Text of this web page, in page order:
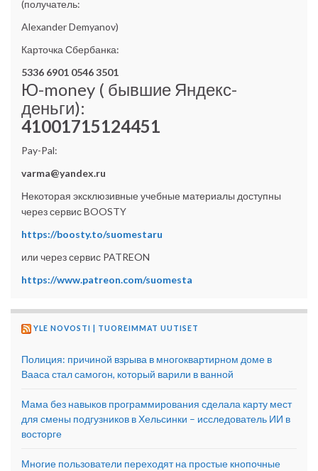
(получатель:
Alexander Demyanov)
Карточка Сбербанка:
5336 6901 0546 3501
Ю-money ( бывшие Яндекс-
деньги):
41001715124451
Pay-Pal:
varma@yandex.ru
Некоторая эксклюзивные учебные материалы доступны
через сервис BOOSTY
https://boosty.to/suomestaru
или через сервис PATREON
https://www.patreon.com/suomesta
YLE NOVOSTI | TUOREIMMAT UUTISET
Полиция: причиной взрыва в многоквартирном доме в
Вааса стал самогон, который варили в ванной
Мама без навыков программирования сделала карту мест
для смены подгузников в Хельсинки – исследователь ИИ в
восторге
Многие пользователи переходят на простые кнопочные